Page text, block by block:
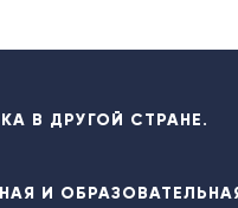
В ДРУГОЙ СТРАНЕ.
И